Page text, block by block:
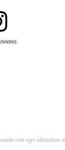
che ogni utilizzatore